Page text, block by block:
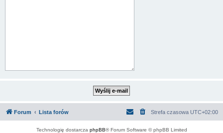
Forum Lista forów Strefa czasowa UTC+02:00
Technologię dostarcza phpBB® Forum Software © phpBB Limited